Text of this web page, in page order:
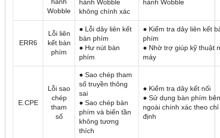
Wobble
hành Wobble
không chính xác
hành Wobble
ERR6
Lỗi liên
kết bàn
phím
● Lỗi dây liên kết
bàn phím
● Hư nút bàn
phím
● Kiểm tra dây liên kết
phím
● Nhờ trợ giúp kỹ thuật
máy
E.CPE
Lỗi sao
chép
tham
số
● Sao chép tham
số truyền thông
sai
● Sao chép bàn
phím và biến tần
không tương
thích
● Kiểm tra dây kết nối
● Sử dụng bàn phím bên
ngoài chính xác theo chỉ
định